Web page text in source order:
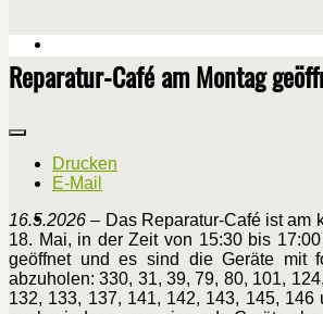
Reparatur-Café am Montag
Drucken
E-Mail
16.5.2026 – Das Reparatur-Café ist am
18. Mai, in der Zeit von 15:30 bis
geöffnet und es sind die Geräte mit
abzuholen: 330, 31, 39, 79, 80, 101,
132, 133, 137, 141, 142, 143, 145, 146